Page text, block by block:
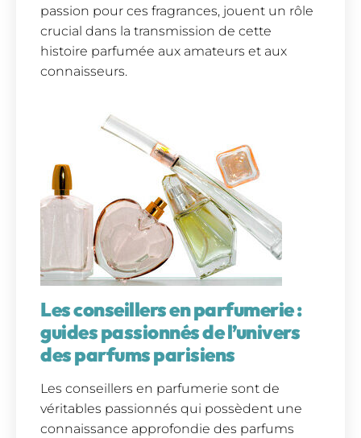
passion pour ces fragrances, jouent un rôle
crucial dans la transmission de cette
histoire parfumée aux amateurs et aux
connaisseurs.
Les conseillers en parfumerie :
guides passionnés de l’univers
des parfums parisiens
Les conseillers en parfumerie sont de
véritables passionnés qui possèdent une
connaissance approfondie des parfums